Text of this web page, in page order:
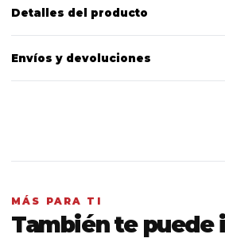
Detalles del producto
Envíos y devoluciones
MÁS PARA TI
También te puede